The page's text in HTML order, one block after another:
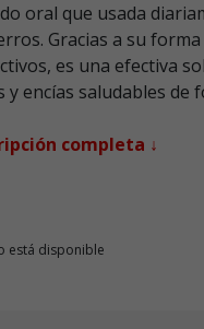
oral que usada
Gracias a su
es una efectiva
y encías saludables de
completa ↓
está disponible